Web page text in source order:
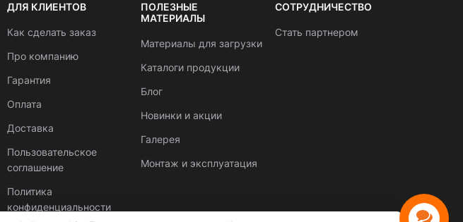
ДЛЯ КЛИЕНТОВ
Как сделать заказ
Про компанию
Гарантия
Оплата
Доставка
Пользовательское
соглашение
Политика
конфиденциальности
ПОЛЕЗНЫЕ
МАТЕРИАЛЫ
Материалы для загрузки
Каталоги продукции
Блог
Новинки и акции
Галерея
Монтаж и эксплуатация
СОТРУДНИЧЕСТВО
Стать партнером